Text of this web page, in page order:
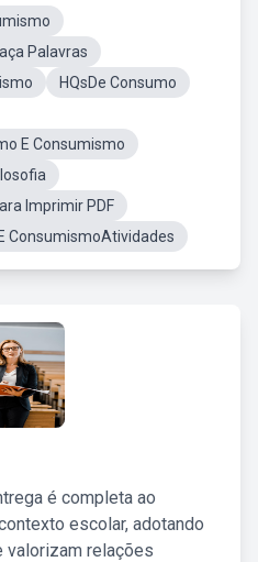
Palavras
HQsDe Consumo
E Consumismo
Imprimir PDF
ConsumismoAtividades
é completa ao
escolar, adotando
valorizam relações